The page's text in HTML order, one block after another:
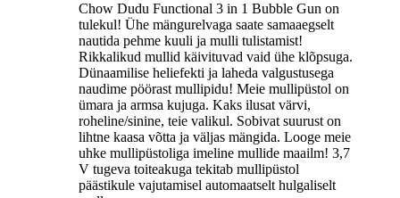
Chow Dudu Functional 3 in 1 Bubble Gun on
tulekul! Ühe mängurelvaga saate samaaegselt
nautida pehme kuuli ja mulli tulistamist!
Rikkalikud mullid käivituvad vaid ühe klõpsuga.
Dünaamilise heliefekti ja laheda valgustusega
naudime pöörast mullipidu! Meie mullipüstol on
ümara ja armsa kujuga. Kaks ilusat värvi,
roheline/sinine, teie valikul. Sobivat suurust on
lihtne kaasa võtta ja väljas mängida. Looge meie
uhke mullipüstoliga imeline mullide maailm! 3,7
V tugeva toiteakuga tekitab mullipüstol
päästikule vajutamisel automaatselt hulgaliselt